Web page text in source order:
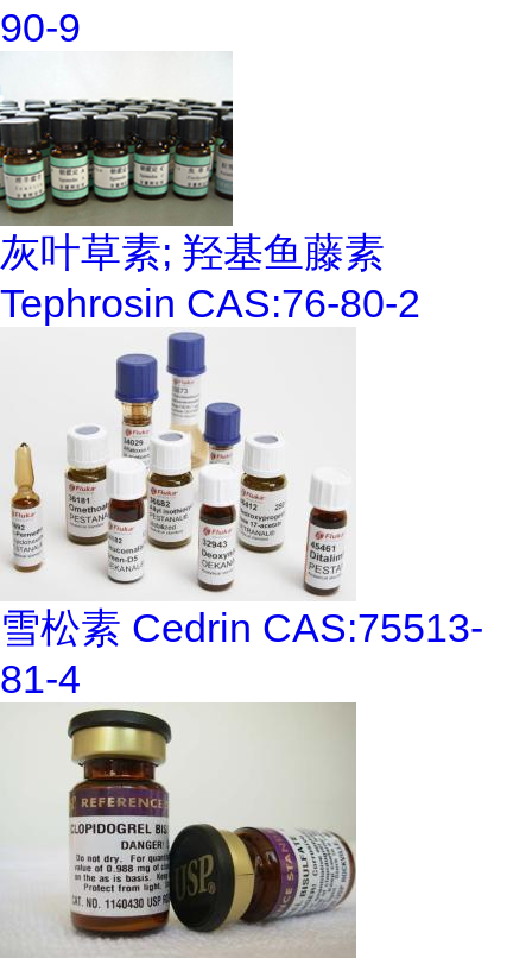
90-9
灰叶草素; 羟基鱼藤素
Tephrosin CAS:76-80-2
雪松素 Cedrin CAS:75513-
81-4